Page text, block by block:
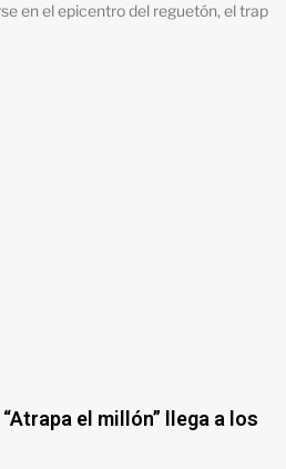
en el epicentro del reguetón, el trap
el millón” llega a los